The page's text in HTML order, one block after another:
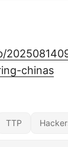
chinas
TTP